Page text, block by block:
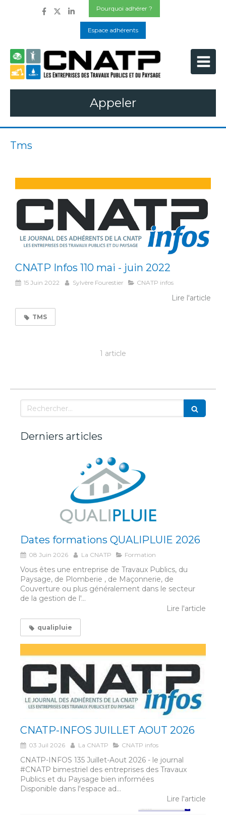
Pourquoi adhérer ?
Espace adhérents
Appeler
Tms
CNATP Infos 110 mai - juin 2022
15 Juin 2022 Sylvère Fourestier CNATP infos
Lire l'article
TMS
1 article
Rechercher
Derniers articles
Dates formations QUALIPLUIE 2026
08 Juin 2026 La CNATP Formation
Vous êtes une entreprise de Travaux Publics, du
Paysage, de Plomberie , de Maçonnerie, de
Couverture ou plus généralement dans le secteur
de la gestion de l'...
Lire l'article
qualipluie
CNATP-INFOS JUILLET AOUT 2026
03 Juil 2026 La CNATP CNATP infos
CNATP-INFOS 135 Juillet-Aout 2026 - le journal
#CNATP bimestriel des entreprises des Travaux
Publics et du Paysage bien informées
Disponible dans l'espace ad...
Lire l'article